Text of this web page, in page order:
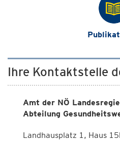
Ihre Kontaktstelle
Amt der NÖ
Abteilung
Landhausplatz 1, Haus